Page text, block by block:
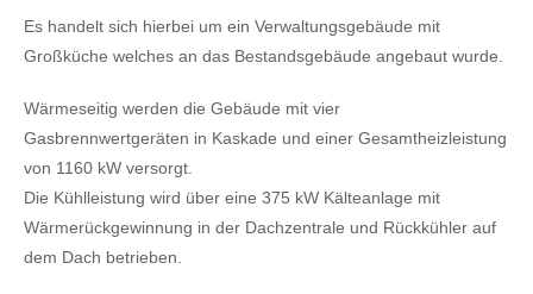
Es handelt sich hierbei um ein Verwaltungsgebäude mit
Großküche welches an das Bestandsgebäude angebaut wurde.
Wärmeseitig werden die Gebäude mit vier
Gasbrennwertgeräten in Kaskade und einer Gesamtheizleistung
von 1160 kW versorgt.
Die Kühlleistung wird über eine 375 kW Kälteanlage mit
Wärmerückgewinnung in der Dachzentrale und Rückkühler auf
dem Dach betrieben.